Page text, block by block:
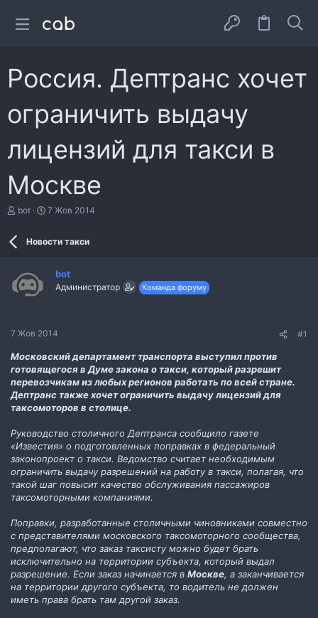
Россия. Дептранс хочет
ограничить выдачу
лицензий для такси в
Москве
А
е
м
bot
Д
а
н
7 Жов 2014
Новости такси
bot
Администратор Команда форуму
7 Жов 2014 #1
Московский департамент транспорта выступил против
готовящегося в Думе закона о такси, который разрешит
перевозчикам из любых регионов работать по всей стране.
Дептранс также хочет ограничить выдачу лицензий для
таксомоторов в столице.
Руководство столичного Дептранса сообщило газете
«Известия» о подготовленных поправках в федеральный
законопроект о такси. Ведомство считает необходимым
ограничить выдачу разрешений на работу в такси, полагая, что
такой шаг повысит качество обслуживания пассажиров
таксомоторными компаниями.
Поправки, разработанные столичными чиновниками совместно
с представителями московского таксомоторного сообщества,
предполагают, что заказ таксисту можно будет брать
исключительно на территории субъекта, который выдал
разрешение. Если заказ начинается в Москве, а заканчивается
на территории другого субъекта, то водитель не должен
иметь права брать там другой заказ.